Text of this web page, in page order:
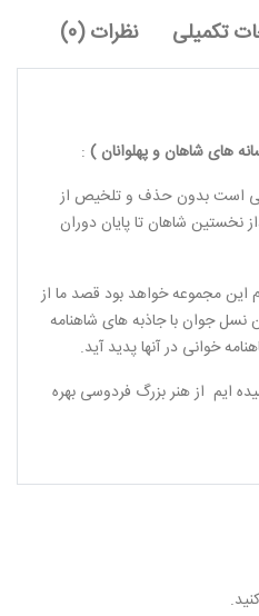
تکمیلی نظرات (0)
:
است بدون حذف و تلخیص از
نخستین شاهان تا پایان دوران
مجموعه خواهد بود قصد ما از
نسل جوان با جاذبه های شاهنامه
خوانی در آنها پدید آید.
ایم از هنر بزرگ فردوسی بهره